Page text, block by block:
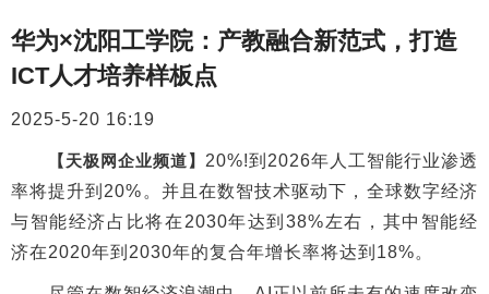
华为×沈阳工学院：产教融合新范式，打造
ICT人才培养样板点
2025-5-20 16:19
【天极网企业频道】 20%!到2026年人工智能行业渗透
率将提升到20%。并且在数智技术驱动下，全球数字经济
与智能经济占比将在2030年达到38%左右，其中智能经
济在2020年到2030年的复合年增长率将达到18%。